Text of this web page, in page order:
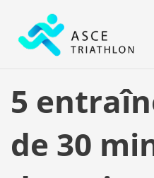
contenu
5
de 30